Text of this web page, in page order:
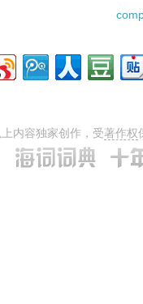
上内容独家创作，受著作权